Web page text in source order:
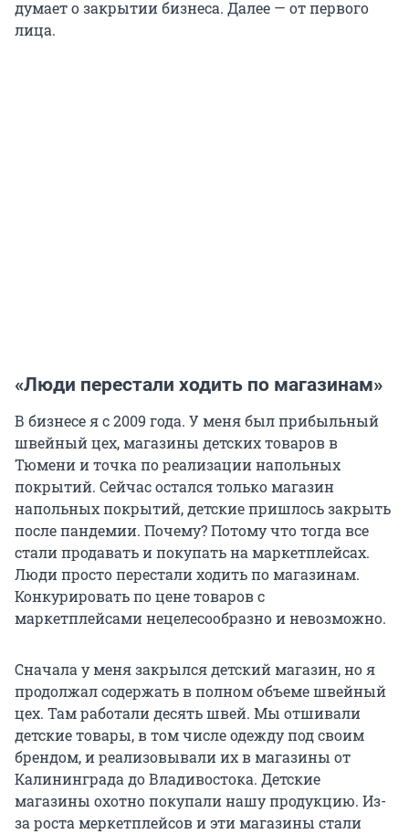
думает о закрытии бизнеса. Далее — от первого
лица.
«Люди перестали ходить по магазинам»
В бизнесе я с 2009 года. У меня был прибыльный
швейный цех, магазины детских товаров в
Тюмени и точка по реализации напольных
покрытий. Сейчас остался только магазин
напольных покрытий, детские пришлось закрыть
после пандемии. Почему? Потому что тогда все
стали продавать и покупать на маркетплейсах.
Люди просто перестали ходить по магазинам.
Конкурировать по цене товаров с
маркетплейсами нецелесообразно и невозможно.
Сначала у меня закрылся детский магазин, но я
продолжал содержать в полном объеме швейный
цех. Там работали десять швей. Мы отшивали
детские товары, в том числе одежду под своим
брендом, и реализовывали их в магазины от
Калининграда до Владивостока. Детские
магазины охотно покупали нашу продукцию. Из-
за роста меркетплейсов и эти магазины стали